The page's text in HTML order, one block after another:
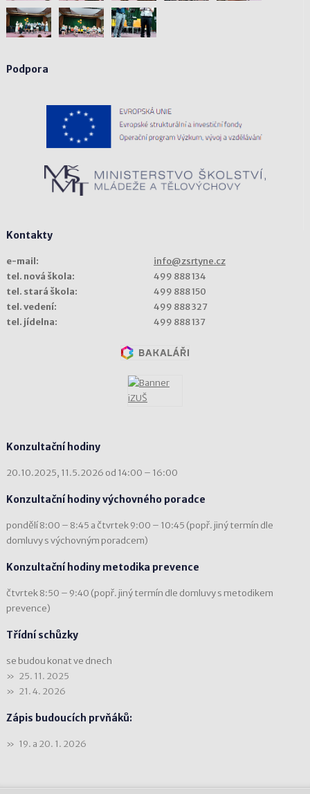
Podpora
Kontakty
e-mail:
info@zsrtyne.cz
tel. nová škola:
499 888 134
tel. stará škola:
499 888 150
tel. vedení:
499 888 327
tel. jídelna:
499 888 137
Konzultační hodiny
20.10.2025, 11.5.2026 od 14:00 – 16:00
Konzultační hodiny výchovného poradce
pondělí 8:00 – 8:45 a čtvrtek 9:00 – 10:45 (popř. jiný termín dle
domluvy s výchovným poradcem)
Konzultační hodiny metodika prevence
čtvrtek 8:50 – 9:40 (popř. jiný termín dle domluvy s metodikem
prevence)
Třídní schůzky
se budou konat ve dnech
25. 11. 2025
21. 4. 2026
Zápis budoucích prvňáků:
19. a 20. 1. 2026